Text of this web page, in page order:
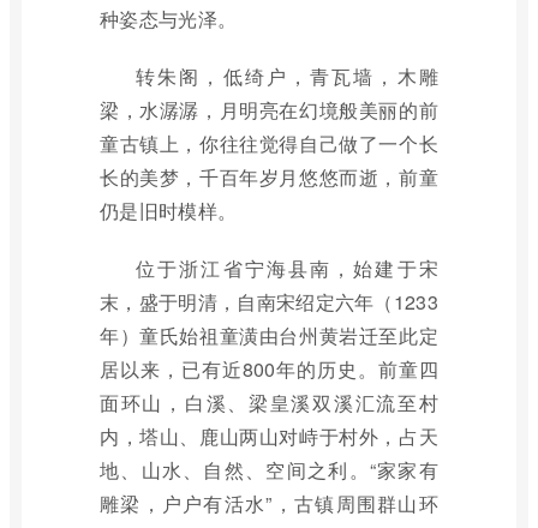
种姿态与光泽。
转朱阁，低绮户，青瓦墙，木雕
梁，水潺潺，月明亮在幻境般美丽的前
童古镇上，你往往觉得自己做了一个长
长的美梦，千百年岁月悠悠而逝，前童
仍是旧时模样。
位于浙江省宁海县南，始建于宋
末，盛于明清，自南宋绍定六年（1233
年）童氏始祖童潢由台州黄岩迁至此定
居以来，已有近800年的历史。前童四
面环山，白溪、梁皇溪双溪汇流至村
内，塔山、鹿山两山对峙于村外，占天
地、山水、自然、空间之利。“家家有
雕梁，户户有活水”，古镇周围群山环